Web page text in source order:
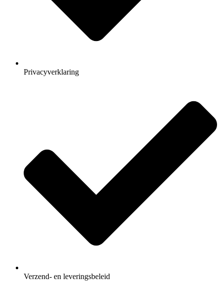
Privacyverklaring
Verzend- en leveringsbeleid